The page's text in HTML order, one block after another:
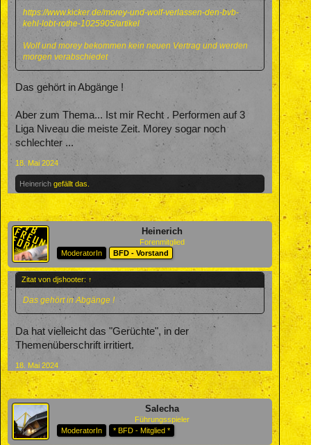
https://www.kicker.de/morey-und-wolf-verlassen-den-bvb-
kehl-lobt-rothe-1025905/artikel
Wolf und morey bekommen kein neuen Vertrag und werden
morgen verabschiedet
Das gehört in Abgänge !
Aber zum Thema... Ist mir Recht . Performen auf 3
Liga Niveau die meiste Zeit. Morey sogar noch
schlechter ...
18. Mai 2024
Heinerich gefällt das.
Heinerich
Forenmitglied
ModeratorIn
BFD - Vorstand
Zitat von djshooter: ↑
Das gehört in Abgänge !
Da hat vielleicht das "Gerüchte", in der
Themenüberschrift irritiert.
18. Mai 2024
Salecha
Führungsspieler
ModeratorIn
* BFD - Mitglied *